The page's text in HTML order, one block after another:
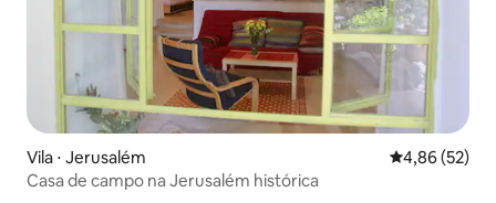
Vila ⋅ Jerusalém 4,86 de uma
4,86 (52)
Casa de campo na Jerusalém histórica